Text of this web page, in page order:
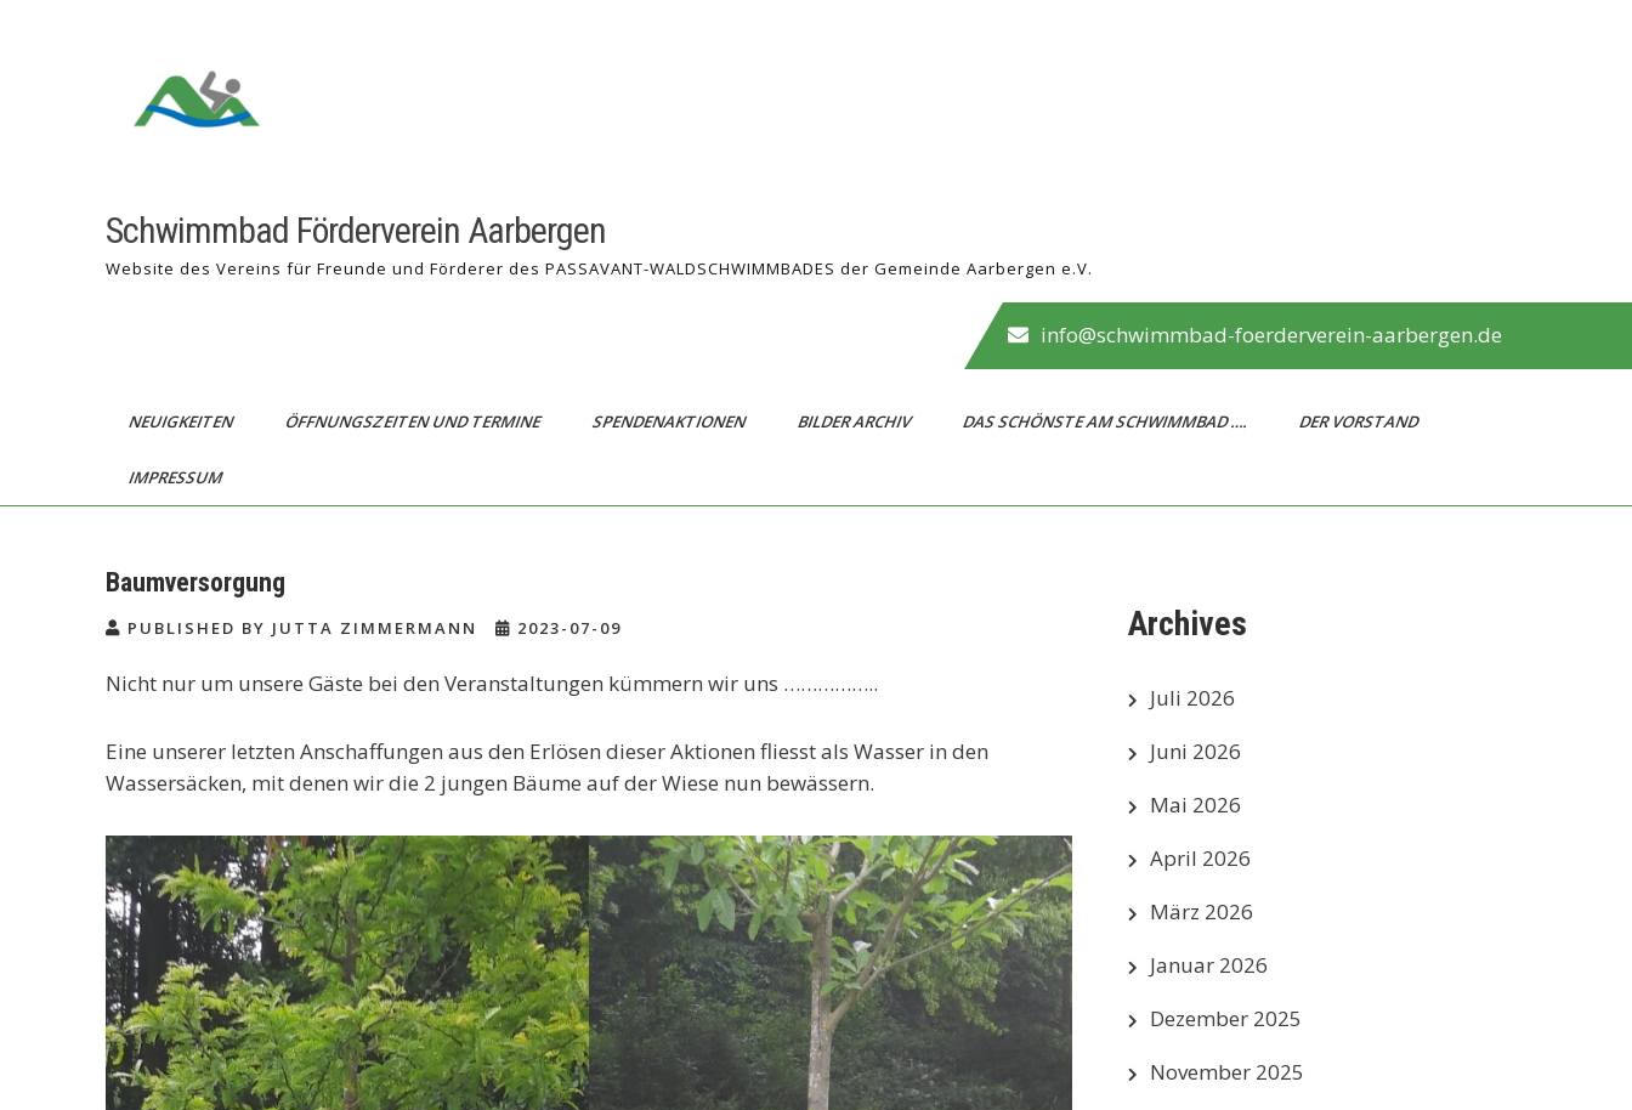
Schwimmbad Förderverein Aarbergen
Website des Vereins für Freunde und Förderer des PASSAVANT-WALDSCHWIMMBADES der Gemeinde Aarbergen e.V.
info@schwimmbad-foerderverein-aarbergen.de
NEUIGKEITEN ÖFFNUNGSZEITEN UND TERMINE SPENDENAKTIONEN BILDER ARCHIV DAS SCHÖNSTE AM SCHWIMMBAD …. DER VORSTAND
IMPRESSUM
Baumversorgung
PUBLISHED BY JUTTA ZIMMERMANN 2023-07-09
Nicht nur um unsere Gäste bei den Veranstaltungen kümmern wir uns ……………..
Eine unserer letzten Anschaffungen aus den Erlösen dieser Aktionen fliesst als Wasser in den
Wassersäcken, mit denen wir die 2 jungen Bäume auf der Wiese nun bewässern.
Archives
Juli 2026
Juni 2026
Mai 2026
April 2026
März 2026
Januar 2026
Dezember 2025
November 2025